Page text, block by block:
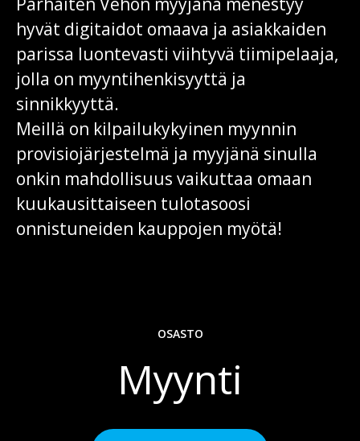
hyvät digitaidot omaava ja asiakkaiden
parissa luontevasti viihtyvä tiimipelaaja,
jolla on myyntihenkisyyttä ja
sinnikkyyttä.
Meillä on kilpailukykyinen myynnin
provisiojärjestelmä ja myyjänä sinulla
onkin mahdollisuus vaikuttaa omaan
kuukausittaiseen tulotasoosi
onnistuneiden kauppojen myötä!
OSASTO
Myynti